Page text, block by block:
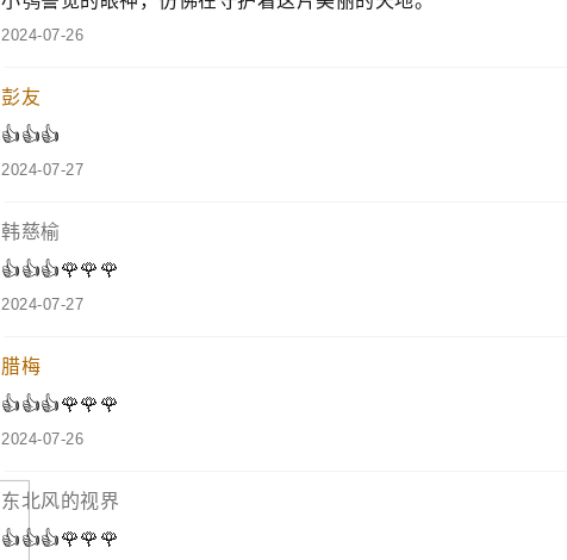
和小猫一样调皮可爱，让人不禁想要伸手去摸一下。
云游道人
小鸮警觉的眼神，仿佛在守护着这片美丽的天地。
彭友
👍👍👍
韩慈榆
👍👍👍🌹🌹🌹
2024-07-27
腊梅